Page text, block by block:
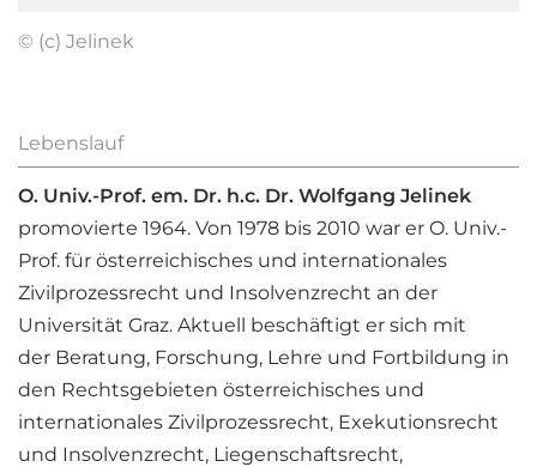
© (c) Jelinek
Lebenslauf
O. Univ.-Prof. em. Dr. h.c. Dr. Wolfgang Jelinek
promovierte 1964. Von 1978 bis 2010 war er O. Univ.-
Prof. für österreichisches und internationales
Zivilprozessrecht und Insolvenzrecht an der
Universität Graz. Aktuell beschäftigt er sich mit
der Beratung, Forschung, Lehre und Fortbildung in
den Rechtsgebieten österreichisches und
internationales Zivilprozessrecht, Exekutionsrecht
und Insolvenzrecht, Liegenschaftsrecht,